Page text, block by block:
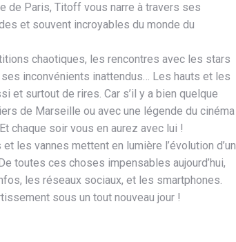
de Paris, Titoff vous narre à travers ses
et souvent incroyables du monde du
chaotiques, les rencontres avec les stars
inconvénients inattendus… Les hauts et les
et surtout de rires. Car s’il y a bien quelque
de Marseille ou avec une légende du cinéma
chaque soir vous en aurez avec lui !
les vannes mettent en lumière l’évolution d’un
toutes ces choses impensables aujourd’hui,
les réseaux sociaux, et les smartphones.
sous un tout nouveau jour !